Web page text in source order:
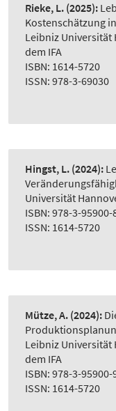
Rieke, L. (2025):
Kostenschätzung
Leibniz Universität
dem IFA
ISBN: 1614-5720
ISSN: 978-3-69030
Hingst, L. (2024):
Universität
ISBN: 978-3-95900-
ISSN: 1614-5720
Mütze, A. (2024):
Leibniz Universität
dem IFA
ISBN: 978-3-95900-
ISSN: 1614-5720